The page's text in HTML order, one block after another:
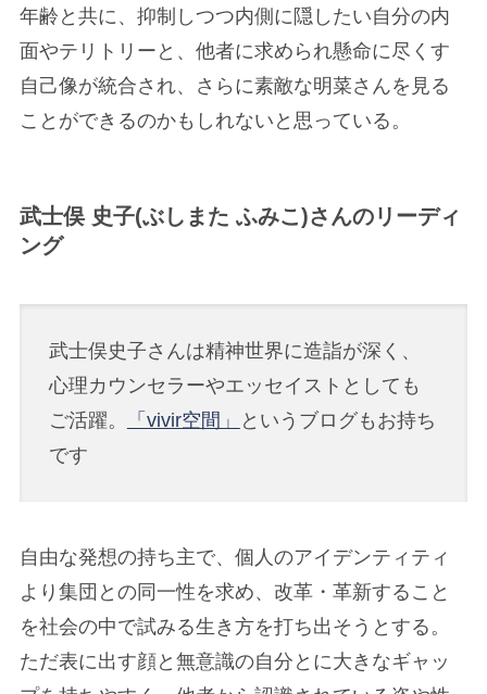
年齢と共に、抑制しつつ内側に隠したい自分の内
面やテリトリーと、他者に求められ懸命に尽くす
自己像が統合され、さらに素敵な明菜さんを見る
ことができるのかもしれないと思っている。
武士俣 史子(ぶしまた ふみこ)さんのリーディ
ング
武士俣史子さんは精神世界に造詣が深く、
心理カウンセラーやエッセイストとしても
ご活躍。
「vivir空間」
というブログもお持ち
です
自由な発想の持ち主で、個人のアイデンティティ
より集団との同一性を求め、改革・革新すること
を社会の中で試みる生き方を打ち出そうとする。
ただ表に出す顔と無意識の自分とに大きなギャッ